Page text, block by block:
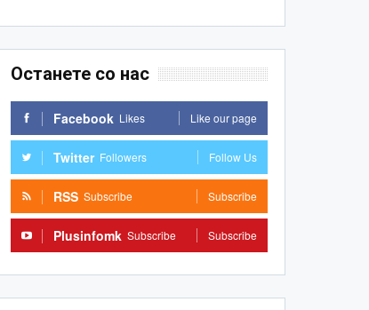
Останете со нас
Facebook Likes Like our page
Twitter Followers Follow Us
RSS Subscribe Subscribe
Plusinfomk Subscribe Subscribe